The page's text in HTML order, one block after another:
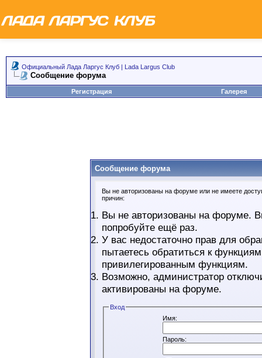
Официальный Лада Ларгус Клуб | Lada Largus Club
Сообщение форума
Регистрация Галерея
Сообщение форума
Вы не авторизованы на форуме или не имеете
причин:
Вы не авторизованы на форуме.
попробуйте ещё раз.
У вас недостаточно прав для
пытаетесь обратиться к
привилегированным функциям.
Возможно, администратор
активированы на форуме.
Вход
Имя:
Пароль: